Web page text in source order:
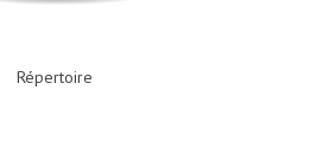
Répertoire